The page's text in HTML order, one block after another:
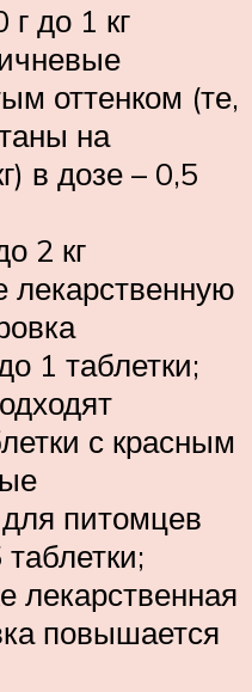
г до 1 кг
оттенком (те,
на
в дозе – 0,5
2 кг
лекарственную
1 таблетки;
с красным
питомцев
лекарственная
повышается